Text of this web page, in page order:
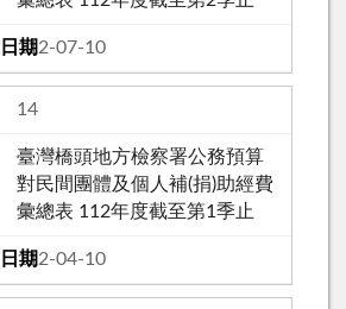
112-07-10
14
臺灣橋頭地方檢察署公務預算
對民間團體及個人補(捐)助經費
彙總表 112年度截至第1季止
112-04-10